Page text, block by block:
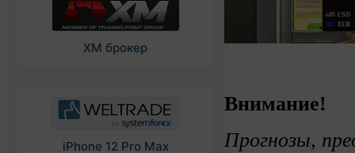
XM брокер
iPhone 12 Pro Max
Внимание!
Прогнозы,